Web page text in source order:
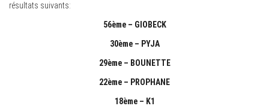
résultats suivants:
56ème – GIOBECK
30ème – PYJA
29ème – BOUNETTE
22ème – PROPHANE
18ème – K1